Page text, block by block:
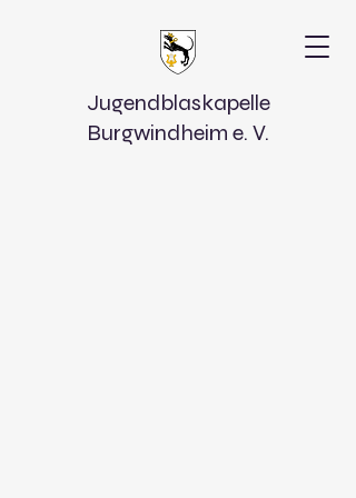
Jugendblaskapelle
Burgwindheim e. V.